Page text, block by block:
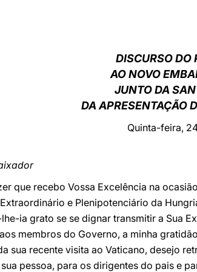
DISCURSO DO
AO NOVO
JUNTO DA
DA APRESENTAÇÃO
Quinta-feira,
que recebo Vossa Excelência na
e Plenipotenciário da
ia grato se se dignar transmitir a Sua
membros do Governo, a minha
sua recente visita ao Vaticano, desejo
pessoa, para os dirigentes do pais e